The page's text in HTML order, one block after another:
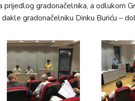
gradonačelnika, a odlukom
gradonačelniku Dinku Buriću –